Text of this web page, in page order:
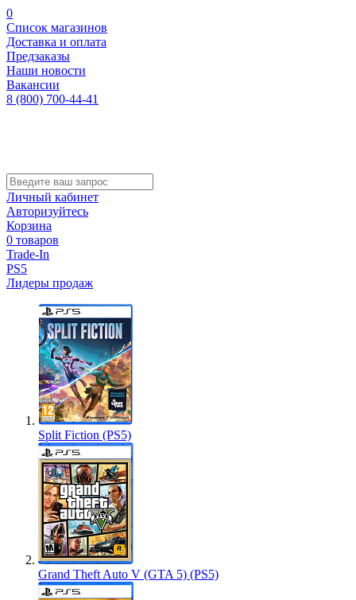
0
Список магазинов
Доставка и оплата
Предзаказы
Наши новости
Вакансии
8 (800) 700-44-41
Личный кабинет
Авторизуйтесь
Корзина
0 товаров
Trade-In
PS5
Лидеры продаж
Split Fiction (PS5)
Grand Theft Auto V (GTA 5) (PS5)